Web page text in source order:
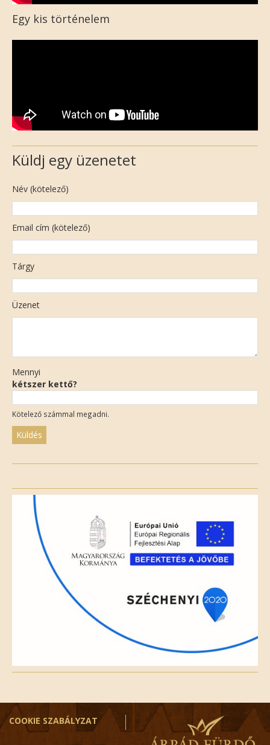
Egy kis történelem
Küldj egy üzenetet
Név (kötelező)
Email cím (kötelező)
Tárgy
Üzenet
Mennyi
kétszer kettő?
Kötelező számmal megadni.
field
empty.
COOKIE SZABÁLYZAT